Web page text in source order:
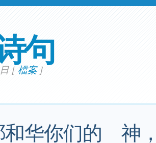
句
[檔案]
和华你们的 神